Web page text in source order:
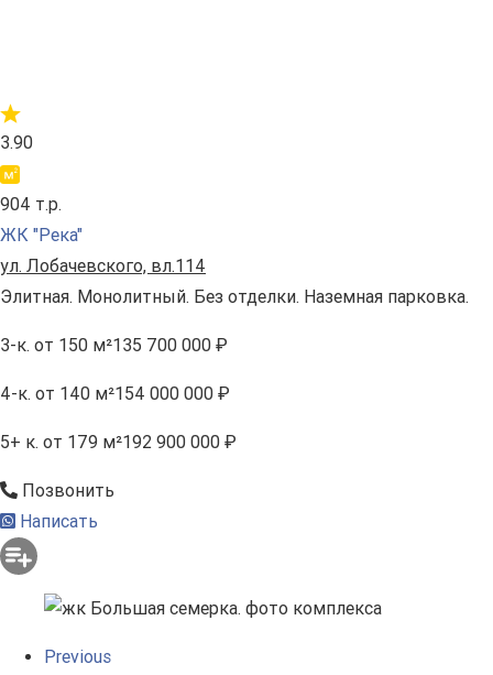
3.90
904 т.р.
ЖК "Река"
ул. Лобачевского, вл.114
Элитная. Монолитный. Без отделки. Наземная парковка.
3-к. от 150 м²135 700 000 ₽
4-к. от 140 м²154 000 000 ₽
5+ к. от 179 м²192 900 000 ₽
Позвонить
Написать
Previous